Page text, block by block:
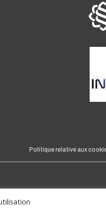
Politique relative aux